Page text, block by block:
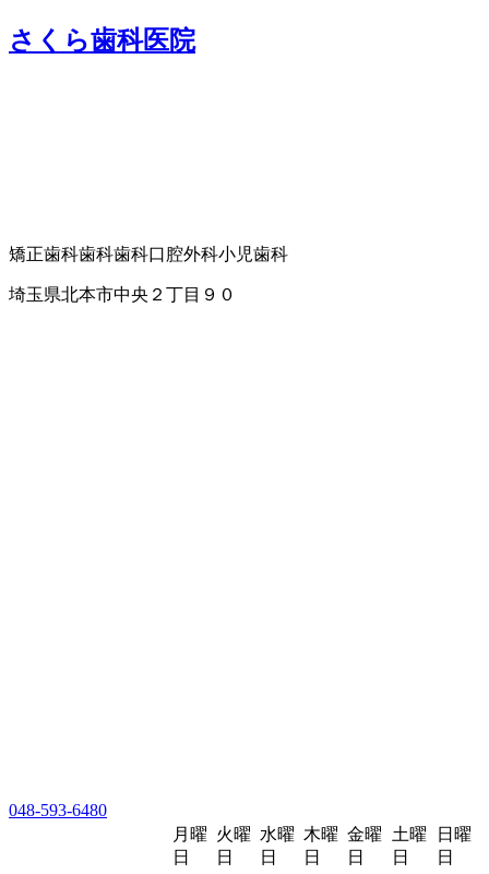
さくら歯科医院
矯正歯科歯科歯科口腔外科小児歯科
埼玉県北本市中央２丁目９０
048-593-6480
月曜
日
火曜
日
水曜
日
木曜
日
金曜
日
土曜
日
日曜
日